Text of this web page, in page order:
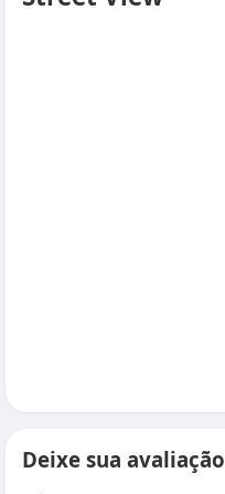
Deixe sua avaliação